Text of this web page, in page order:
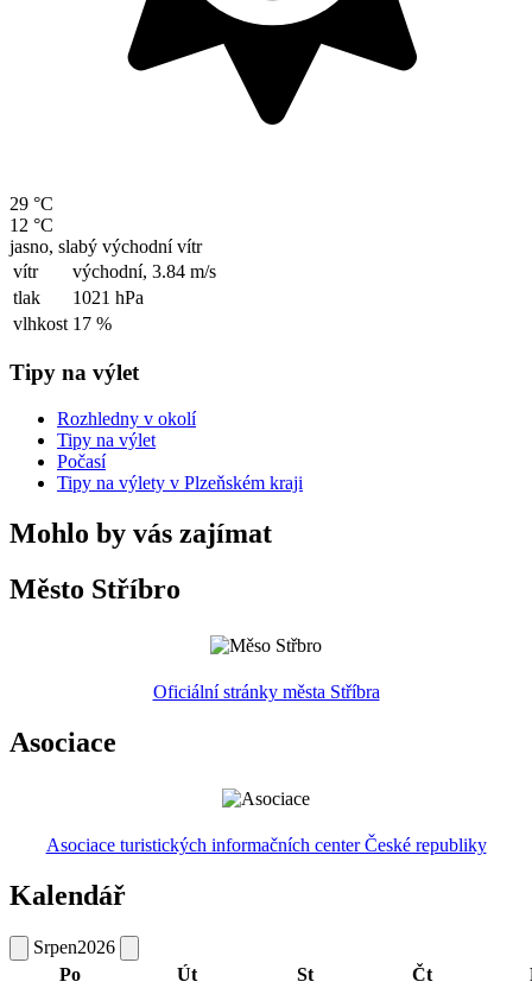
29 °C
12 °C
jasno, slabý východní vítr
vítr
východní, 3.84 m/s
tlak
1021 hPa
vlhkost 17 %
Tipy na výlet
Rozhledny v okolí
Tipy na výlet
Počasí
Tipy na výlety v Plzeňském kraji
Mohlo by vás zajímat
Město Stříbro
Oficiální stránky města Stříbra
Asociace
Asociace turistických informačních center České republiky
Kalendář
Srpen2026
Po
Út St Čt